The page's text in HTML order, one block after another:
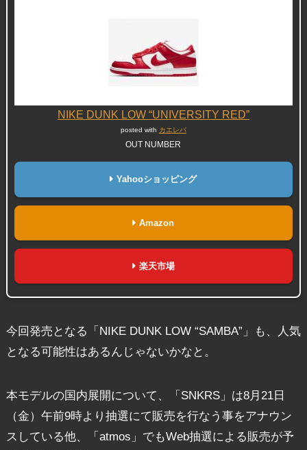
NIKE DUNK LOW “UNIVERSITY RED”
posted with カエレバ
OUT NUMBER
Yahooショッピング
Amazon
楽天市場
今回発売となる「NIKE DUNK LOW “SAMBA”」も、人気
となる可能性はあるんじゃないかなと。
本モデルの国内展開について、「SNKRS」は8月21日
（金）午前9時より抽選にて販売を行なう事をアナウン
スしている他、「atmos」でもWeb抽選による販売が予